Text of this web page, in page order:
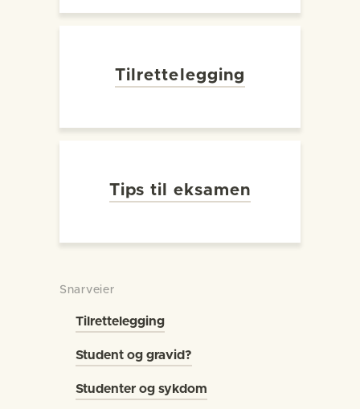
Tilrettelegging
Tips til eksamen
Snarveier
Tilrettelegging
Student og gravid?
Studenter og sykdom